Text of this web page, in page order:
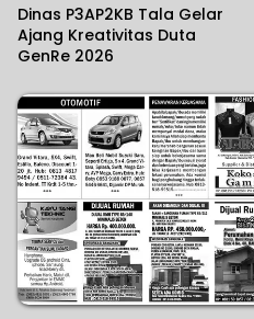
Dinas P3AP2KB Tala Gelar
Ajang Kreativitas Duta
GenRe 2026